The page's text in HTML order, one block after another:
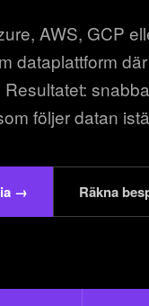
AWS, GCP
dataplattform
följer datan
→ Räkna